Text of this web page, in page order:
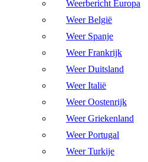
Weerbericht Europa
Weer België
Weer Spanje
Weer Frankrijk
Weer Duitsland
Weer Italië
Weer Oostenrijk
Weer Griekenland
Weer Portugal
Weer Turkije